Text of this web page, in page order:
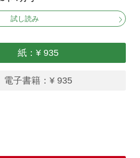
試し読み
紙：¥ 935
電子書籍：¥ 935